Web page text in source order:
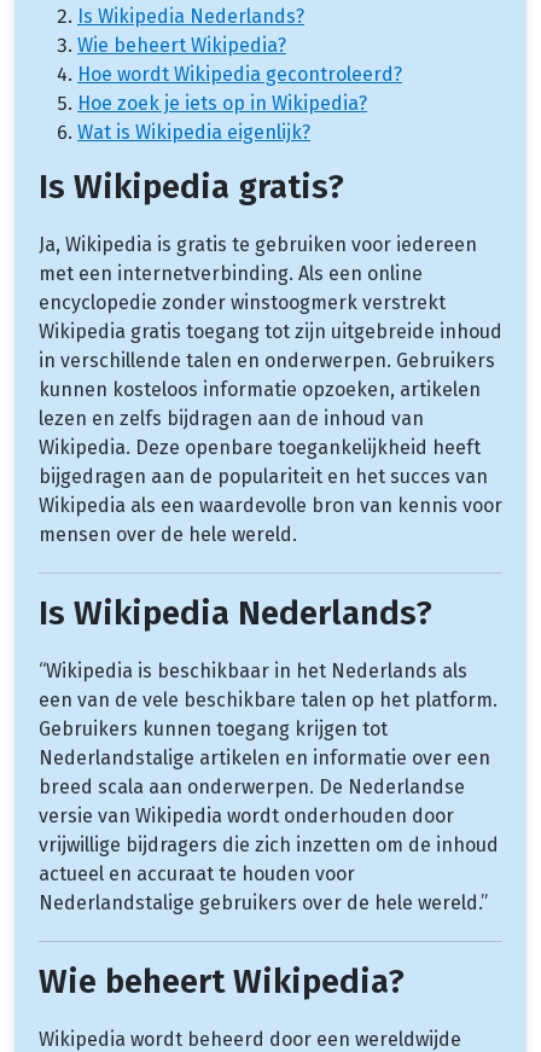
Is Wikipedia Nederlands?
Wie beheert Wikipedia?
Hoe wordt Wikipedia gecontroleerd?
Hoe zoek je iets op in Wikipedia?
Wat is Wikipedia eigenlijk?
Is Wikipedia gratis?
Ja, Wikipedia is gratis te gebruiken voor iedereen
met een internetverbinding. Als een online
encyclopedie zonder winstoogmerk verstrekt
Wikipedia gratis toegang tot zijn uitgebreide inhoud
in verschillende talen en onderwerpen. Gebruikers
kunnen kosteloos informatie opzoeken, artikelen
lezen en zelfs bijdragen aan de inhoud van
Wikipedia. Deze openbare toegankelijkheid heeft
bijgedragen aan de populariteit en het succes van
Wikipedia als een waardevolle bron van kennis voor
mensen over de hele wereld.
Is Wikipedia Nederlands?
“Wikipedia is beschikbaar in het Nederlands als
een van de vele beschikbare talen op het platform.
Gebruikers kunnen toegang krijgen tot
Nederlandstalige artikelen en informatie over een
breed scala aan onderwerpen. De Nederlandse
versie van Wikipedia wordt onderhouden door
vrijwillige bijdragers die zich inzetten om de inhoud
actueel en accuraat te houden voor
Nederlandstalige gebruikers over de hele wereld.”
Wie beheert Wikipedia?
Wikipedia wordt beheerd door een wereldwijde